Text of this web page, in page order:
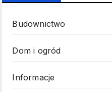
Budownictwo
Dom i ogród
Informacje